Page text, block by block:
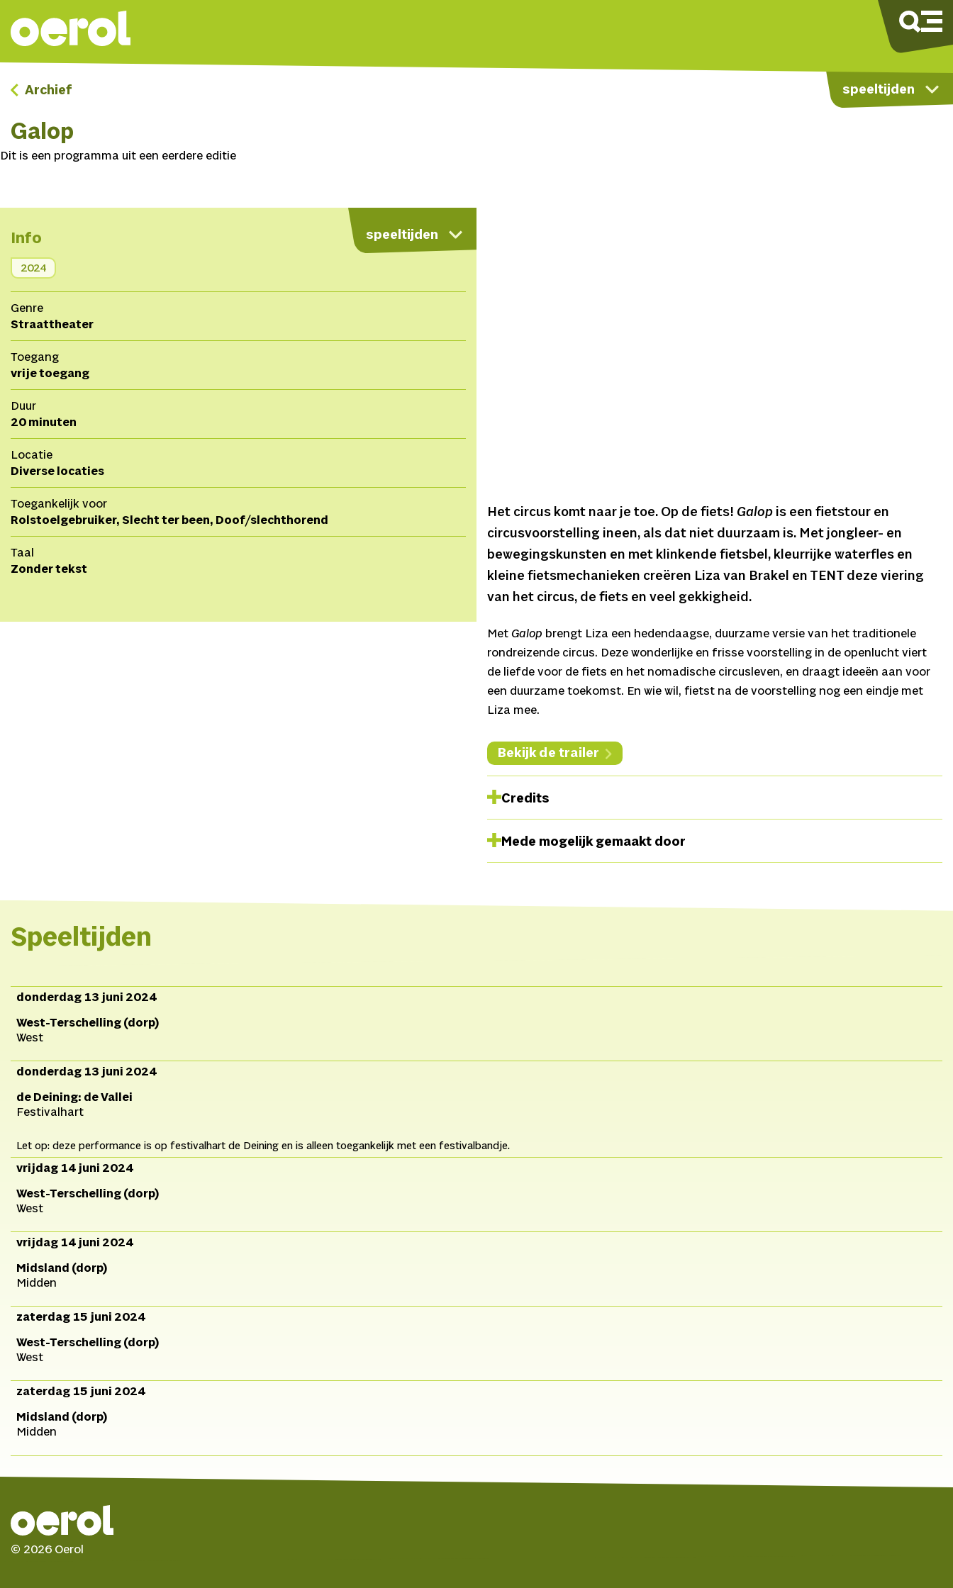
speeltijden
Archief
Galop
Dit is een programma uit een eerdere editie
speeltijden
Info
2024
Genre
Straattheater
Toegang
vrije toegang
Duur
20 minuten
Locatie
Diverse locaties
Toegankelijk voor
Rolstoelgebruiker, Slecht ter been, Doof/slechthorend
Taal
Zonder tekst
Het circus komt naar je toe. Op de fiets! Galop is een fietstour en
circusvoorstelling ineen, als dat niet duurzaam is. Met jongleer- en
bewegingskunsten en met klinkende fietsbel, kleurrijke waterfles en
kleine fietsmechanieken creëren Liza van Brakel en TENT deze viering
van het circus, de fiets en veel gekkigheid.
Met Galop brengt Liza een hedendaagse, duurzame versie van het traditionele
rondreizende circus. Deze wonderlijke en frisse voorstelling in de openlucht viert
de liefde voor de fiets en het nomadische circusleven, en draagt ideeën aan voor
een duurzame toekomst. En wie wil, fietst na de voorstelling nog een eindje met
Liza mee.
Bekijk de trailer
Credits
Outside eyeLuca Lombardi, Julia Campistany,
DocumentaireSven Peetoom,ProjectleidingHanneke Meijers,ProductieMajlen
ResidentiesWerkplaats Diepenheim,Met dank aan
Mede mogelijk gemaakt door
Speeltijden
donderdag 13 juni 2024
West-Terschelling (dorp)
West
donderdag 13 juni 2024
de Deining: de Vallei
Festivalhart
Let op: deze performance is op festivalhart de Deining en is alleen toegankelijk met een festivalbandje.
vrijdag 14 juni 2024
West-Terschelling (dorp)
West
vrijdag 14 juni 2024
Midsland (dorp)
Midden
zaterdag 15 juni 2024
West-Terschelling (dorp)
West
zaterdag 15 juni 2024
Midsland (dorp)
Midden
© 2026 Oerol